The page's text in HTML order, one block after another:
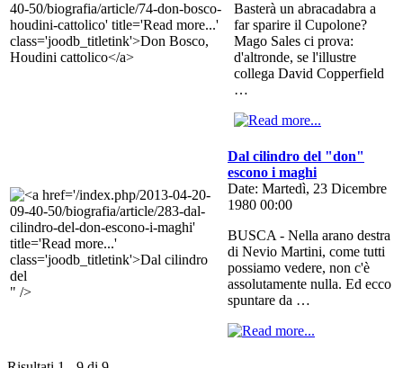
Basterà un abracadabra a
far sparire il Cupolone?
Mago Sales ci prova:
d'altronde, se l'illustre
collega David Copperfield
…
" />
Dal cilindro del "don"
escono i maghi
Date: Martedì, 23 Dicembre
1980 00:00
BUSCA - Nella arano destra
di Nevio Martini, come tutti
possiamo vedere, non c'è
assolutamente nulla. Ed ecco
spuntare da …